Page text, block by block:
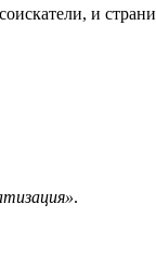
и
.